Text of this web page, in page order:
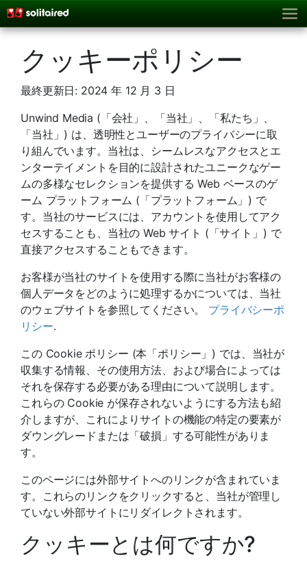
クッキーポリシー
最終更新日: 2024 年 12 月 3 日
Unwind Media (「会社」、「当社」、「私たち」、
「当社」) は、透明性とユーザーのプライバシーに取
り組んでいます。当社は、シームレスなアクセスとエ
ンターテイメントを目的に設計されたユニークなゲー
ムの多様なセレクションを提供する Web ベースのゲ
ーム プラットフォーム (「プラットフォーム」) で
す。当社のサービスには、アカウントを使用してアク
セスすることも、当社の Web サイト (「サイト」) で
直接アクセスすることもできます。
お客様が当社のサイトを使用する際に当社がお客様の
個人データをどのように処理するかについては、当社
のウェブサイトを参照してください。 プライバシーポ
リシー.
この Cookie ポリシー (本「ポリシー」) では、当社が
収集する情報、その使用方法、および場合によっては
それを保存する必要がある理由について説明します。
これらの Cookie が保存されないようにする方法も紹
介しますが、これによりサイトの機能の特定の要素が
ダウングレードまたは「破損」する可能性がありま
す。
このページには外部サイトへのリンクが含まれていま
す。これらのリンクをクリックすると、当社が管理し
ていない外部サイトにリダイレクトされます。
クッキーとは何ですか?